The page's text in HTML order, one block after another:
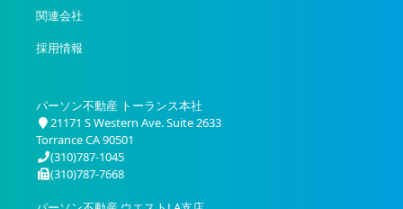
関連会社
採用情報
パーソン不動産 トーランス本社
21171 S Western Ave. Suite 2633
Torrance CA 90501
(310)787-1045
(310)787-7668